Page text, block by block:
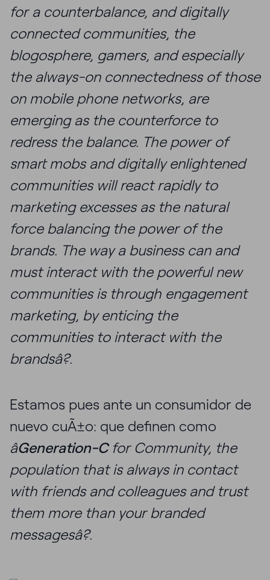
for a counterbalance, and digitally
connected communities, the
blogosphere, gamers, and especially
the always-on connectedness of those
on mobile phone networks, are
emerging as the counterforce to
redress the balance. The power of
smart mobs and digitally enlightened
communities will react rapidly to
marketing excesses as the natural
force balancing the power of the
brands. The way a business can and
must interact with the powerful new
communities is through engagement
marketing, by enticing the
communities to interact with the
brandsâ?.
Estamos pues ante un consumidor de
nuevo cuÃ±o: que definen como
âGeneration-Cfor Community, the
population that is always in contact
with friends and colleagues and trust
them more than your branded
messagesâ?.